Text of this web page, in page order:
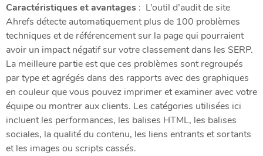
Caractéristiques et avantages : L’outil d’audit de site
Ahrefs détecte automatiquement plus de 100 problèmes
techniques et de référencement sur la page qui pourraient
avoir un impact négatif sur votre classement dans les SERP.
La meilleure partie est que ces problèmes sont regroupés
par type et agrégés dans des rapports avec des graphiques
en couleur que vous pouvez imprimer et examiner avec votre
équipe ou montrer aux clients. Les catégories utilisées ici
incluent les performances, les balises HTML, les balises
sociales, la qualité du contenu, les liens entrants et sortants
et les images ou scripts cassés.